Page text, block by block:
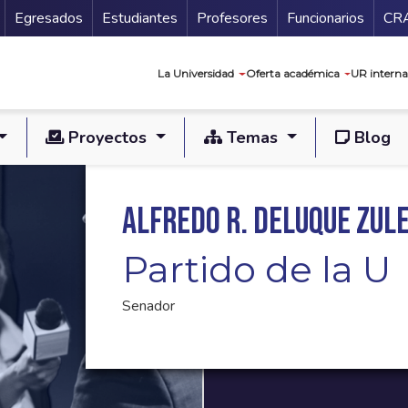
Secundario
Egresados Estudiantes Profesores Funcionarios
La Universidad Oferta académica UR
Proyectos Temas Blog
Alfredo R. Deluque
Partido de la U
Senador